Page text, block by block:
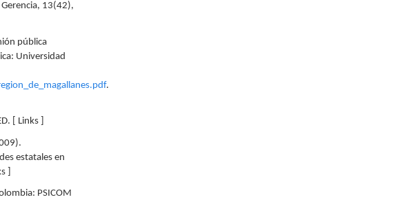
Gerencia, 13(42),
pública
Universidad
.
[ Links ]
estatales en
]
PSICOM